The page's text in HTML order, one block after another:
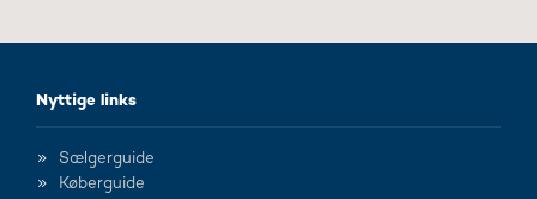
Nyttige links
Sælgerguide
Køberguide